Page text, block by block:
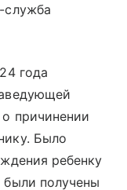
служба
года
причинении
Было
ребенку
получены